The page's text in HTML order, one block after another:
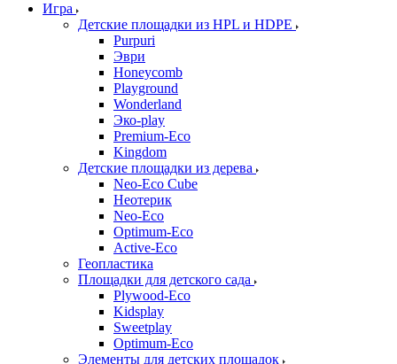
Игра
Детские площадки из HPL и HDPE
Purpuri
Эври
Honeycomb
Playground
Wonderland
Эко-play
Premium-Eco
Kingdom
Детские площадки из дерева
Neo-Eco Cube
Неотерик
Neo-Eco
Оptimum-Еco
Active-Eco
Геопластика
Площадки для детского сада
Plywood-Eco
Kidsplay
Sweetplay
Оptimum-Еco
Элементы для детских площадок